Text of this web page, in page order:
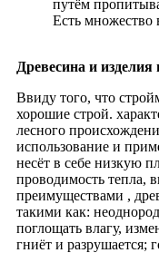
путём
Есть множество
Древесина и изделия
Ввиду того, что
хорошие строй.
лесного
использование и
несёт в себе низкую
проводимость тепла,
преимуществами ,
такими как:
поглощать влагу,
гниёт и разрушается;